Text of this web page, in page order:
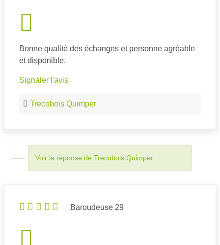
Bonne qualité des échanges et personne agréable
et disponible.
Signaler l'avis
Trecobois Quimper
Voir la réponse de Trecobois Quimper
Baroudeuse 29